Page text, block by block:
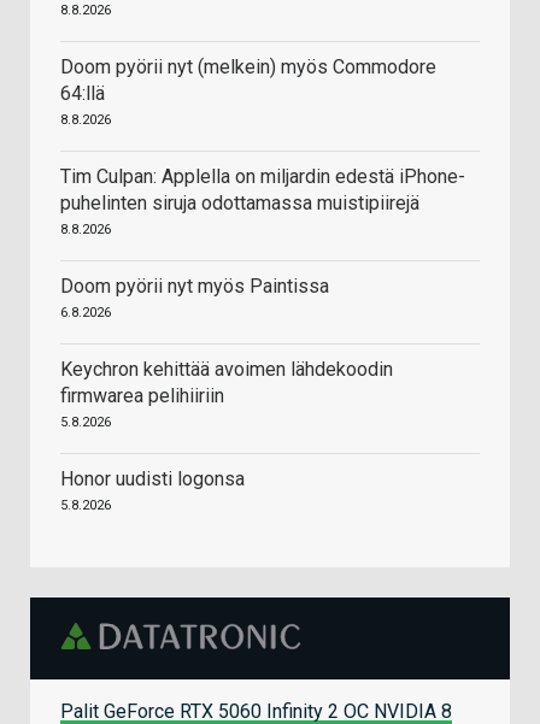
8.8.2026
Doom pyörii nyt (melkein) myös Commodore
64:llä
8.8.2026
Tim Culpan: Applella on miljardin edestä iPhone-
puhelinten siruja odottamassa muistipiirejä
8.8.2026
Doom pyörii nyt myös Paintissa
6.8.2026
Keychron kehittää avoimen lähdekoodin
firmwarea pelihiiriin
5.8.2026
Honor uudisti logonsa
5.8.2026
Palit GeForce RTX 5060 Infinity 2 OC NVIDIA 8